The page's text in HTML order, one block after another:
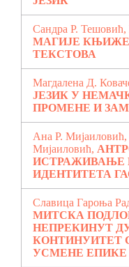
Сандра Р. Тешовић,
МАГИЈЕ
ТЕКСТОВА
Магдалена Д.
ЈЕЗИК У
ПРОМЕНЕ И
Ана Р. Мијаиловић,
Мијаиловић,
ИСТРАЖИВАЊЕ
ИДЕНТИТЕТА
Славица Гароња
МИТСКА
НЕПРЕКИНУТ
КОНТИНУИТЕТ
УСМЕНЕ ЕПИКЕ